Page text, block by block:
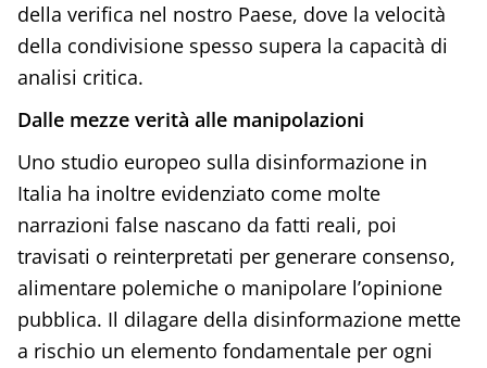
della verifica nel nostro Paese, dove la velocità
della condivisione spesso supera la capacità di
analisi critica.
Dalle mezze verità alle manipolazioni
Uno studio europeo sulla disinformazione in
Italia ha inoltre evidenziato come molte
narrazioni false nascano da fatti reali, poi
travisati o reinterpretati per generare consenso,
alimentare polemiche o manipolare l’opinione
pubblica. Il dilagare della disinformazione mette
a rischio un elemento fondamentale per ogni